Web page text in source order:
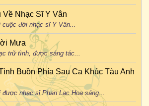
Về Nhạc Sĩ Y Vân
cuộc đời nhạc sĩ Y Vân...
Mưa
trữ tình, được sáng tác...
Buồn Phía Sau Ca Khúc Tàu Anh
được nhạc sĩ Phan Lạc Hoa sáng...